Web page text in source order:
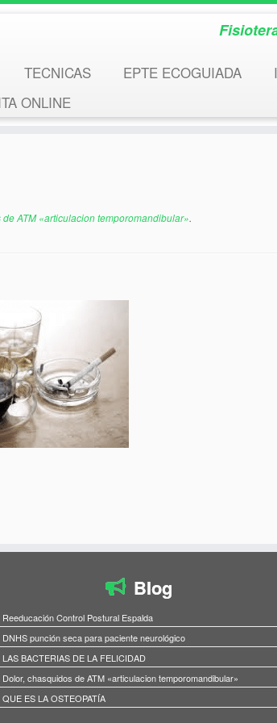
TECNICAS EPTE ECOGUIADA
ONLINE
ATM «articulacion temporomandibular».
Blog
Reeducación Control Postural Espalda
DNHS punción seca para paciente neurológico
LAS BACTERIAS DE LA FELICIDAD
Dolor, chasquidos de ATM «articulacion temporomandibular»
QUE ES LA OSTEOPATÍA